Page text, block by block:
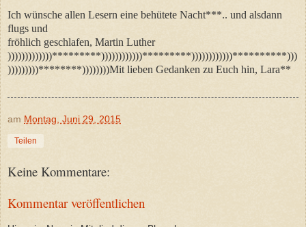
Ich wünsche allen Lesern eine behütete Nacht***.. und alsdann
flugs und
fröhlich geschlafen, Martin Luther
)))))))))))))*********))))))))))))*********))))))))))))**********)))
)))))))))********))))))))Mit lieben Gedanken zu Euch hin, Lara**
am Montag, Juni 29, 2015
Teilen
Keine Kommentare:
Kommentar veröffentlichen